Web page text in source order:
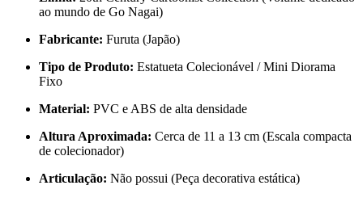
ao mundo de Go Nagai)
Fabricante: Furuta (Japão)
Tipo de Produto: Estatueta Colecionável / Mini Diorama
Fixo
Material: PVC e ABS de alta densidade
Altura Aproximada: Cerca de 11 a 13 cm (Escala compacta
de colecionador)
Articulação: Não possui (Peça decorativa estática)